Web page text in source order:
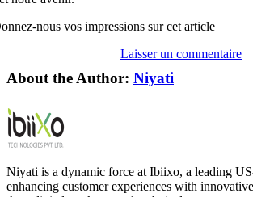
nous vos impressions sur cet article
Laisser un commentaire
About the Author: Niyati
Niyati is a dynamic force at Ibiixo, a leading
enhancing customer experiences with